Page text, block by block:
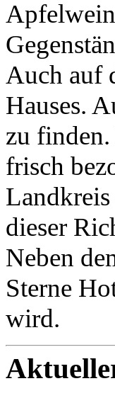
Auch auf
Hauses.
zu
frisch
dieser
Neben
Sterne
wird.